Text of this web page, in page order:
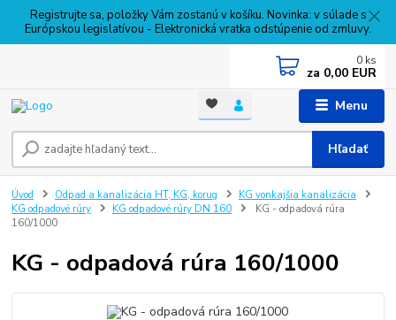
Registrujte sa, položky Vám zostanú v košíku. Novinka: v súlade s
Európskou legislatívou - Elektronická vratka odstúpenie od zmluvy.
Menu
Hľadať
0 ks
za 0,00 EUR
Úvod Odpad a kanalizácia HT, KG, korug
KG vonkajšia kanalizácia
KG odpadové rúry
KG odpadové rúry DN 160
KG - odpadová rúra
160/1000
KG - odpadová rúra 160/1000